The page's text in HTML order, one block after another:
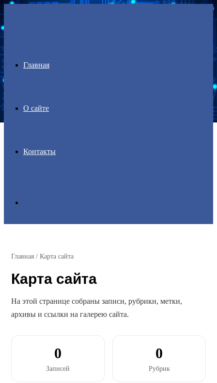
Menu
Главная
О сайте
Контакты
Главная / Карта сайта
Карта сайта
На этой странице собраны записи, рубрики, метки,
архивы и ссылки на галерею сайта.
0
Записей
0
Рубрик